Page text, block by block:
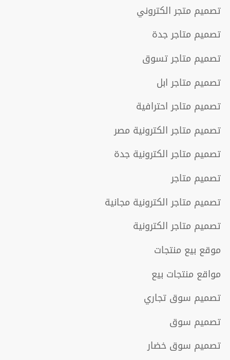
تصميم متجر الكتروني
تصميم متاجر جدة
تصميم متاجر تسوق
تصميم متاجر ابل
تصميم متاجر احترافية
تصميم متاجر الكترونية مصر
تصميم متاجر الكترونية جدة
تصميم متاجر
تصميم متاجر الكترونية مجانية
تصميم متاجر الكترونية
موقع بيع منتجات
مواقع منتجات بيع
تصميم سوق تجاري
تصميم سوق
تصميم سوق خضار